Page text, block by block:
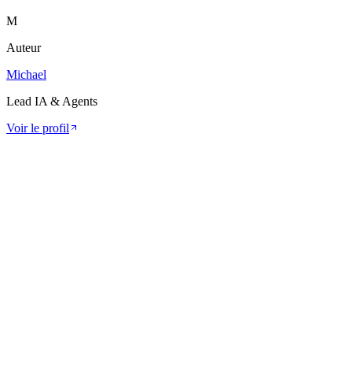
M
Auteur
Michael
Lead IA & Agents
Voir le profil